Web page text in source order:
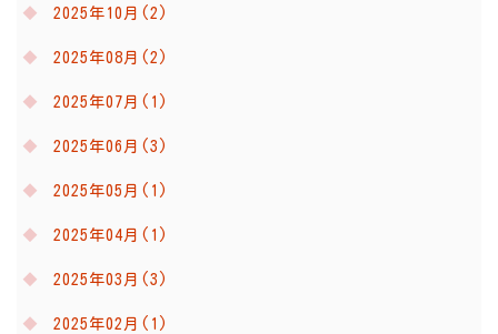
2025年10月(2)
2025年08月(2)
2025年07月(1)
2025年06月(3)
2025年05月(1)
2025年04月(1)
2025年03月(3)
2025年02月(1)